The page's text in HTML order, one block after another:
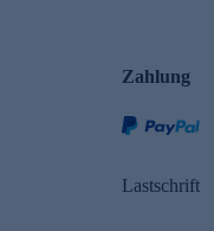
Zahlung
Lastschrift